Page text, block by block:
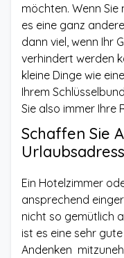
möchten. Wenn
es eine ganz
dann viel, wenn Ihr
verhindert werden
kleine Dinge wie
Ihrem
Sie also immer Ihre
Schaffen Sie
Ein Hotelzimmer
ansprechend
nicht so gemütlich
ist es eine sehr
Andenken